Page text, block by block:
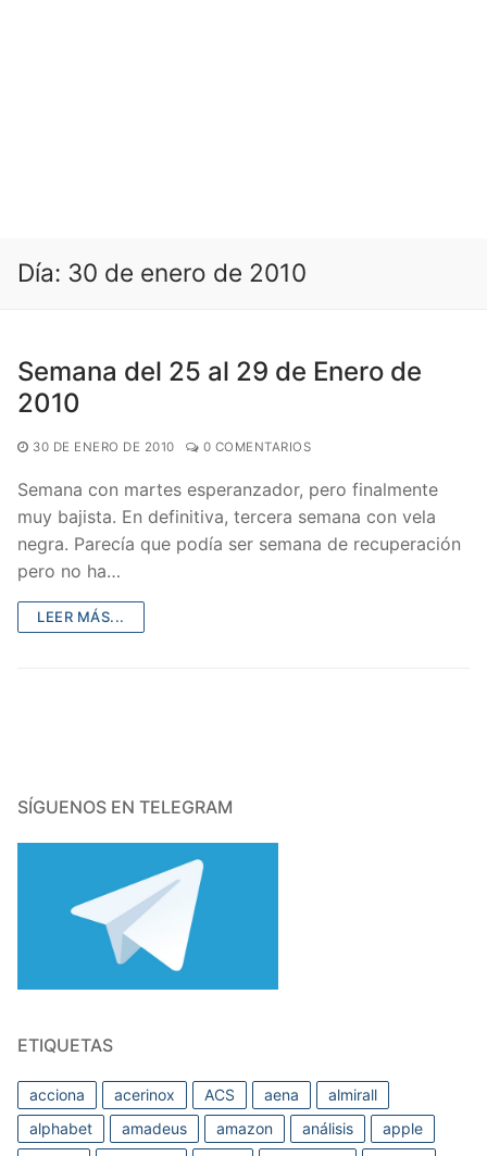
Día: 30 de enero de 2010
Semana del 25 al 29 de Enero de
2010
30 DE ENERO DE 2010 0 COMENTARIOS
Semana con martes esperanzador, pero finalmente
muy bajista. En definitiva, tercera semana con vela
negra. Parecía que podía ser semana de recuperación
pero no ha…
LEER MÁS...
SÍGUENOS EN TELEGRAM
ETIQUETAS
acciona acerinox ACS aena
almirall
alphabet
amadeus amazon análisis
apple